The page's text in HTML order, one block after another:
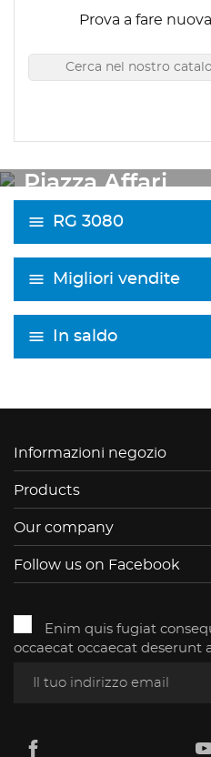
RG 3080
Migliori vendite
In saldo
Prova a fare
Piazza Affari
Informazioni negozio
Products
Our company
Follow us on Facebook
Enim quis fugiat
occaecat occaecat deserunt